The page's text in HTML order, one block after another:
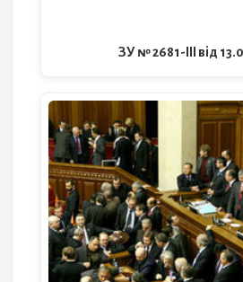
ЗУ № 2681-III від